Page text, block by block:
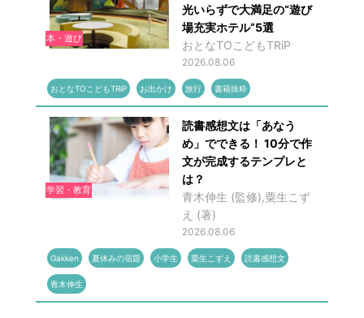
本・遊び
光いらずで大満足の“遊び
場充実ホテル”5選
おとなTOこどもTRiP
2026.08.06
おとなTOこどもTRiP お出かけ 旅行 書籍抜粋
学習・教育
読書感想文は「あなう
め」でできる！ 10分で作
文が完成するテンプレと
は？
青木伸生 (監修),粟生こず
え (著)
2026.08.06
Gakken 夏休みの宿題 小学生 粟生こずえ 読書感想文
青木伸生